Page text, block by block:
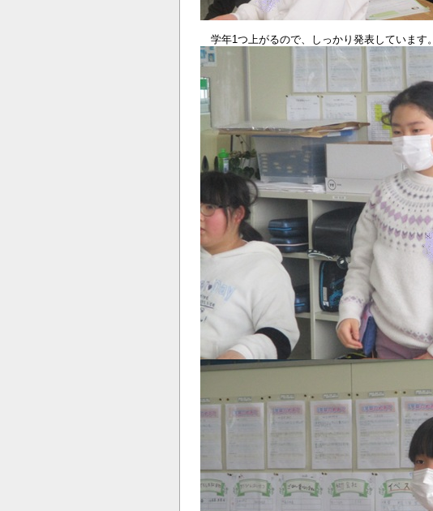
学年1つ上がるので、しっかり発表しています。